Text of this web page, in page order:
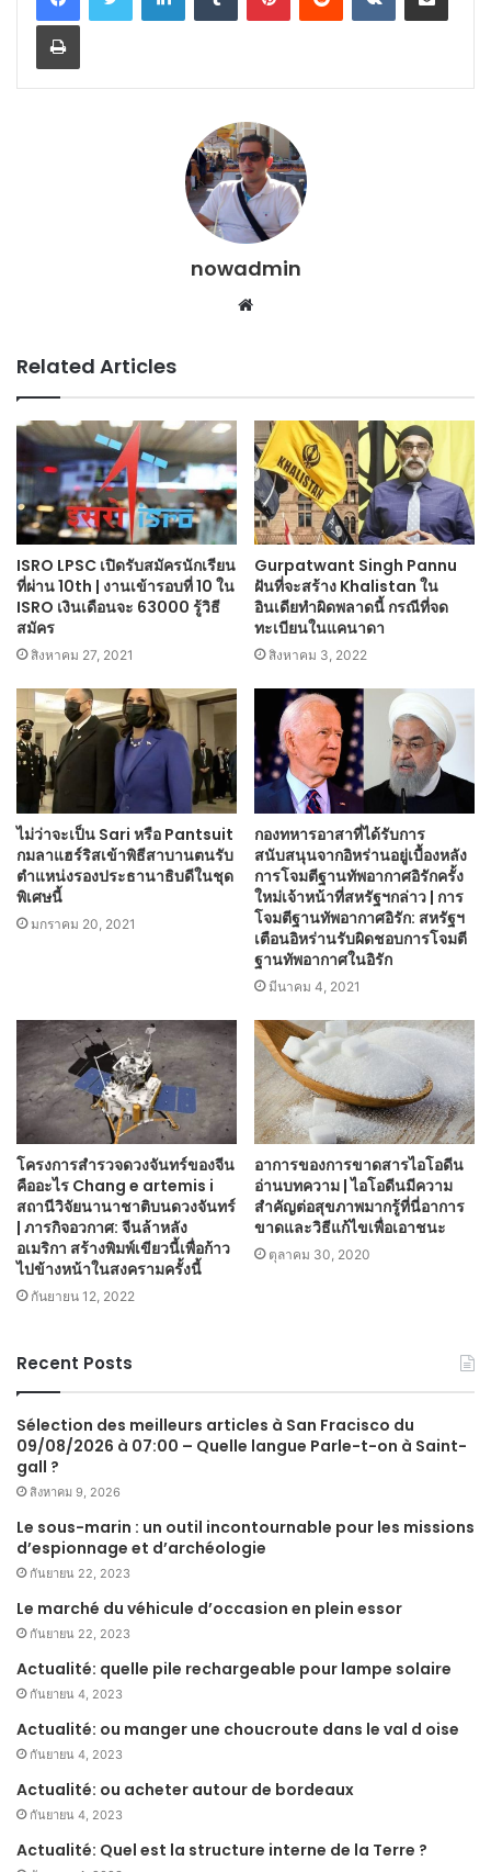
Print
nowadmin
Website
Related Articles
ISRO LPSC เปิดรับสมัครนักเรียน
ที่ผ่าน 10th | งานเข้ารอบที่ 10 ใน
ISRO เงินเดือนจะ 63000 รู้วิธี
สมัคร
สิงหาคม 27, 2021
Gurpatwant Singh Pannu
ฝันที่จะสร้าง Khalistan ใน
อินเดียทำผิดพลาดนี้ กรณีที่จด
ทะเบียนในแคนาดา
สิงหาคม 3, 2022
ไม่ว่าจะเป็น Sari หรือ Pantsuit
กมลาแฮร์ริสเข้าพิธีสาบานตนรับ
ตำแหน่งรองประธานาธิบดีในชุด
พิเศษนี้
มกราคม 20, 2021
กองทหารอาสาที่ได้รับการ
สนับสนุนจากอิหร่านอยู่เบื้องหลัง
การโจมตีฐานทัพอากาศอิรักครั้ง
ใหม่เจ้าหน้าที่สหรัฐฯกล่าว | การ
โจมตีฐานทัพอากาศอิรัก: สหรัฐฯ
เตือนอิหร่านรับผิดชอบการโจมตี
ฐานทัพอากาศในอิรัก
มีนาคม 4, 2021
โครงการสำรวจดวงจันทร์ของจีน
คืออะไร Chang e artemis i
สถานีวิจัยนานาชาติบนดวงจันทร์
| ภารกิจอวกาศ: จีนล้าหลัง
อเมริกา สร้างพิมพ์เขียวนี้เพื่อก้าว
ไปข้างหน้าในสงครามครั้งนี้
กันยายน 12, 2022
อาการของการขาดสารไอโอดีน
อ่านบทความ | ไอโอดีนมีความ
สำคัญต่อสุขภาพมากรู้ที่นี่อาการ
ขาดและวิธีแก้ไขเพื่อเอาชนะ
ตุลาคม 30, 2020
Recent Posts
Sélection des meilleurs articles à San Fracisco du
09/08/2026 à 07:00 – Quelle langue Parle-t-on à Saint-
gall ?
สิงหาคม 9, 2026
Le sous-marin : un outil incontournable pour les missions
d’espionnage et d’archéologie
กันยายน 22, 2023
Le marché du véhicule d’occasion en plein essor
กันยายน 22, 2023
Actualité: quelle pile rechargeable pour lampe solaire
กันยายน 4, 2023
Actualité: ou manger une choucroute dans le val d oise
กันยายน 4, 2023
Actualité: ou acheter autour de bordeaux
กันยายน 4, 2023
Actualité: Quel est la structure interne de la Terre ?